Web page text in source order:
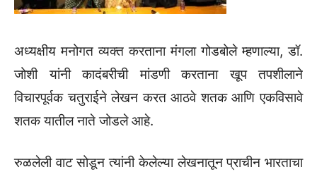
अध्यक्षीय मनोगत व्यक्त करताना मंगला गोडबोले म्हणाल्या, डॉ.
जोशी यांनी कादंबरीची मांडणी करताना खूप तपशीलाने
विचारपूर्वक चतुराईने लेखन करत आठवे शतक आणि एकविसावे
शतक यातील नाते जोडले आहे.
रुळलेली वाट सोडून त्यांनी केलेल्या लेखनातून प्राचीन भारताचा